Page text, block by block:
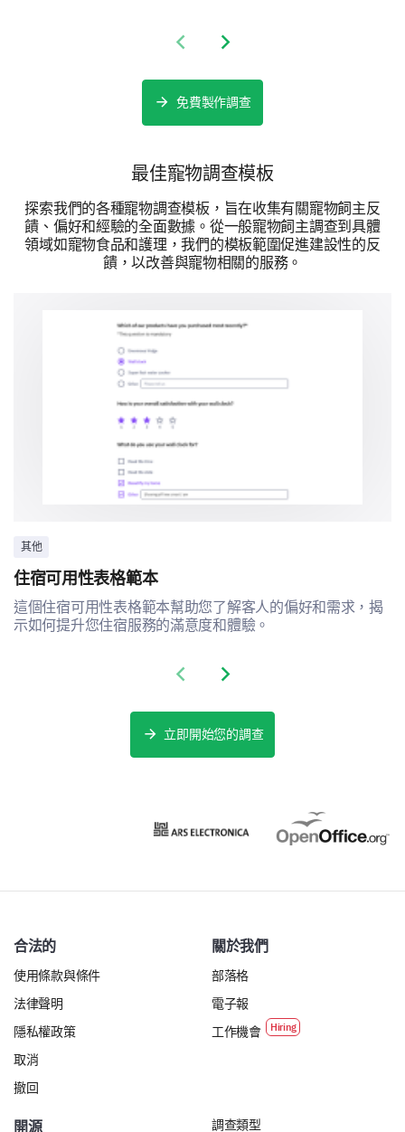
Previous slide
Next slide
免費製作調查
最佳寵物調查模板
探索我們的各種寵物調查模板，旨在收集有關寵物飼主反
饋、偏好和經驗的全面數據。從一般寵物飼主調查到具體
領域如寵物食品和護理，我們的模板範圍促進建設性的反
饋，以改善與寵物相關的服務。
其他
住宿可用性表格範本
這個住宿可用性表格範本幫助您了解客人的偏好和需求，揭
示如何提升您住宿服務的滿意度和體驗。
Previous slide
Next slide
立即開始您的調查
合法的
使用條款與條件
法律聲明
隱私權政策
取消
撤回
關於我們
部落格
電子報
工作機會
開源 調查類型